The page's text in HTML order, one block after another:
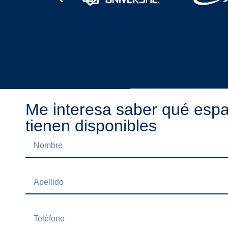
Me interesa saber qué
tienen disponibles